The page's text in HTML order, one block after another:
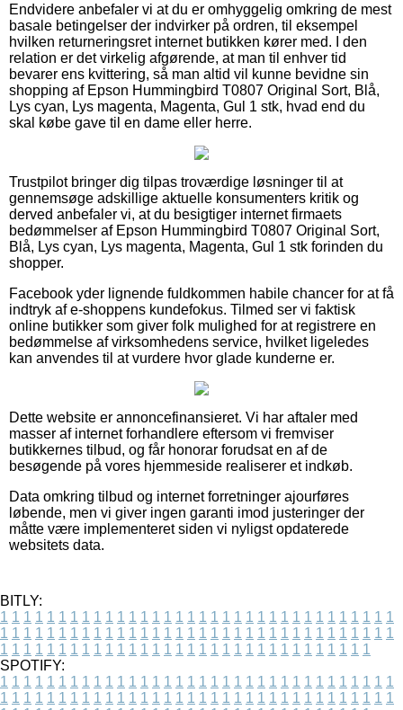
Endvidere anbefaler vi at du er omhyggelig omkring de mest
basale betingelser der indvirker på ordren, til eksempel
hvilken returneringsret internet butikken kører med. I den
relation er det virkelig afgørende, at man til enhver tid
bevarer ens kvittering, så man altid vil kunne bevidne sin
shopping af Epson Hummingbird T0807 Original Sort, Blå,
Lys cyan, Lys magenta, Magenta, Gul 1 stk, hvad end du
skal købe gave til en dame eller herre.
Trustpilot bringer dig tilpas troværdige løsninger til at
gennemsøge adskillige aktuelle konsumenters kritik og
derved anbefaler vi, at du besigtiger internet firmaets
bedømmelser af Epson Hummingbird T0807 Original Sort,
Blå, Lys cyan, Lys magenta, Magenta, Gul 1 stk forinden du
shopper.
Facebook yder lignende fuldkommen habile chancer for at få
indtryk af e-shoppens kundefokus. Tilmed ser vi faktisk
online butikker som giver folk mulighed for at registrere en
bedømmelse af virksomhedens service, hvilket ligeledes
kan anvendes til at vurdere hvor glade kunderne er.
Dette website er annoncefinansieret. Vi har aftaler med
masser af internet forhandlere eftersom vi fremviser
butikkernes tilbud, og får honorar forudsat en af de
besøgende på vores hjemmeside realiserer et indkøb.
Data omkring tilbud og internet forretninger ajourføres
løbende, men vi giver ingen garanti imod justeringer der
måtte være implementeret siden vi nyligst opdaterede
websitets data.
BITLY:
1 1 1 1 1 1 1 1 1 1 1 1 1 1 1 1 1 1 1 1 1 1 1 1 1 1 1 1 1 1 1 1 1 1
1 1 1 1 1 1 1 1 1 1 1 1 1 1 1 1 1 1 1 1 1 1 1 1 1 1 1 1 1 1 1 1 1 1
1 1 1 1 1 1 1 1 1 1 1 1 1 1 1 1 1 1 1 1 1 1 1 1 1 1 1 1 1 1 1 1
SPOTIFY:
1 1 1 1 1 1 1 1 1 1 1 1 1 1 1 1 1 1 1 1 1 1 1 1 1 1 1 1 1 1 1 1 1 1
1 1 1 1 1 1 1 1 1 1 1 1 1 1 1 1 1 1 1 1 1 1 1 1 1 1 1 1 1 1 1 1 1 1